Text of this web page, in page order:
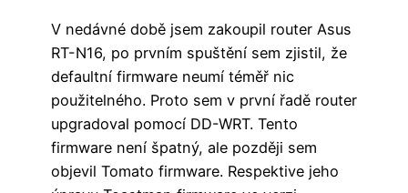
V nedávné době jsem zakoupil router Asus
RT-N16, po prvním spuštění sem zjistil, že
defaultní firmware neumí téměř nic
použitelného. Proto sem v první řadě router
upgradoval pomocí DD-WRT. Tento
firmware není špatný, ale později sem
objevil Tomato firmware. Respektive jeho